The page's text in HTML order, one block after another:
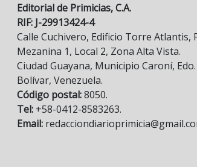
Editorial de Primicias, C.A.
RIF: J-29913424-4
Calle Cuchivero, Edificio Torre Atlantis,
Mezanina 1, Local 2, Zona Alta Vista.
Ciudad Guayana, Municipio Caroní, Edo.
Bolívar, Venezuela.
Código postal:8050.
Tel: +58-0412-8583263.
Email: